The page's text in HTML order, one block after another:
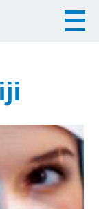
Slovenija